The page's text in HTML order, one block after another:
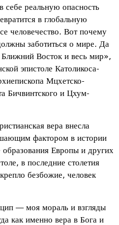
себе реальную опасность
в глобальную
человечество. Вот почему
заботиться о мире. Да
Восток и весь мир»,
эпистоле Католикоса-
Мцхетско-
Бичвинтского и Цхум-
вера внесла
фактором в истории
Европы и других
в последние столетия
безбожие, человек
— моя мораль и взгляды
как именно вера в Бога и